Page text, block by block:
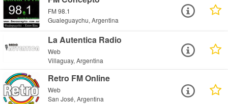
FM 98.1
Gualeguaychu, Argentina
La Autentica Radio
Web
Villaguay, Argentina
Retro FM Online
Web
San José, Argentina